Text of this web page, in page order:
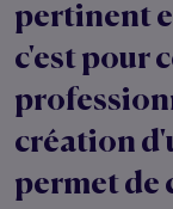
pertinent
c'est pour
création
permet de